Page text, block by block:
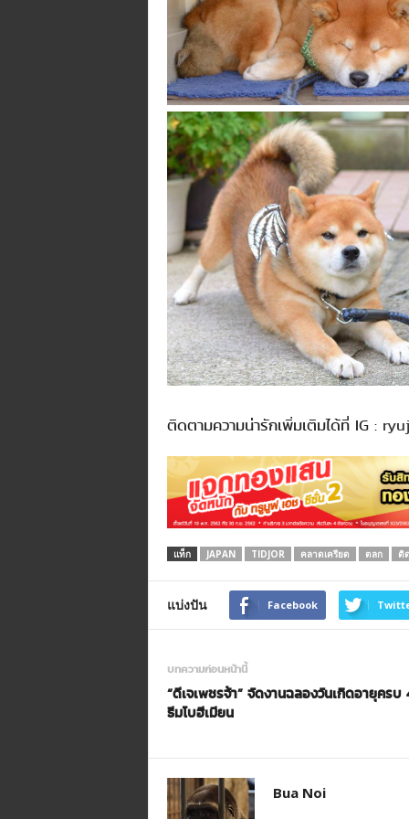
ติดตามความน่ารักเพิ่มเติมได้ที่ IG :
แท็ก JAPAN TIDJOR คลาดเครียด ตลก ติ
แบ่งปัน Facebook
บทความก่อนหน้านี้
“ดีเจเพชรจ้า” จัดงานฉลองวันเกิดอายุครบ
ธีมโบฮีเมียน
Bua Noi